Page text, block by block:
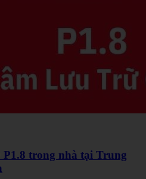
trong nhà tại Trung